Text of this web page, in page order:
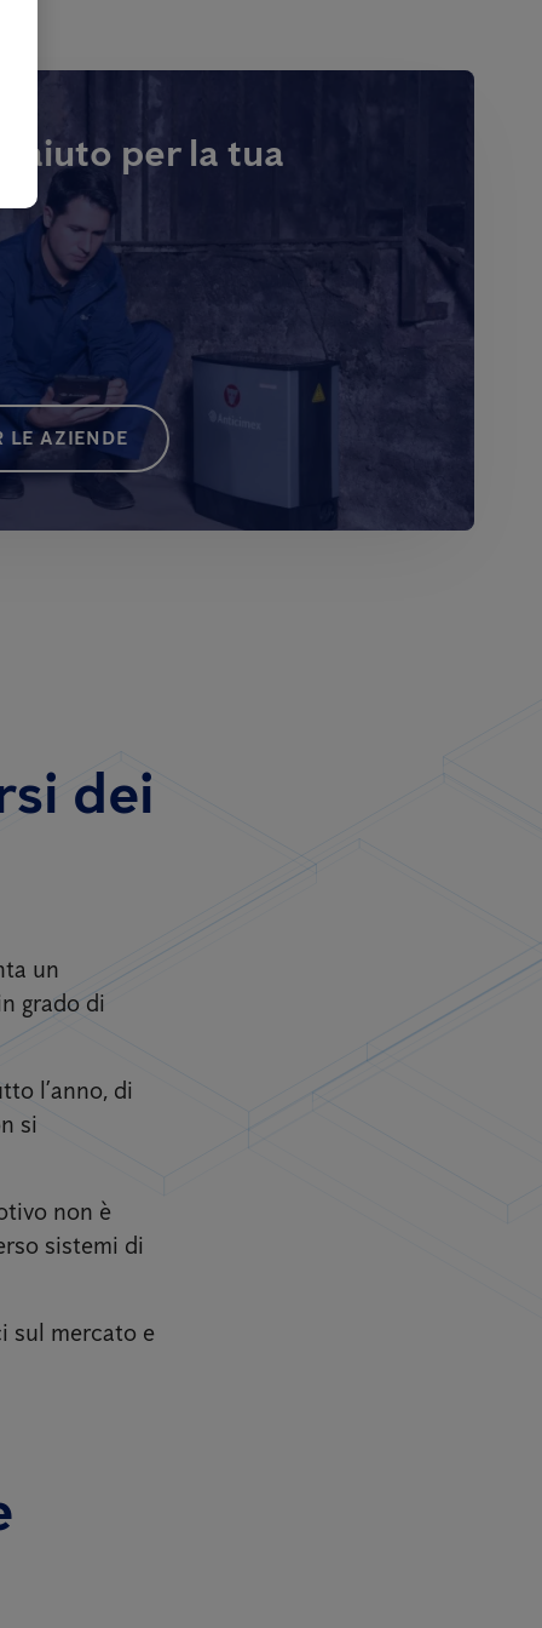
aiuto per la tua
LE AZIENDE
dei
un
grado di
l’anno, di
si
non è
sistemi di
sul mercato e